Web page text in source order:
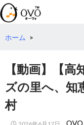
検
索
コ
テ
動
ホーム >
【動画】【
ズの里へ、知
村
OVO